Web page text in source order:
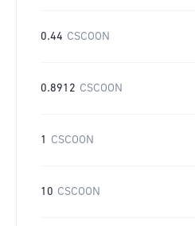
0.44 CSCOON
0.8912 CSCOON
1 CSCOON
10 CSCOON